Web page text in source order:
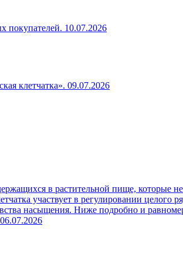
покупателей. 10.07.2026
клетчатка». 09.07.2026
в растительной пище, которые
участвует в регулировании
насыщения. Ниже подробно и
06.07.2026